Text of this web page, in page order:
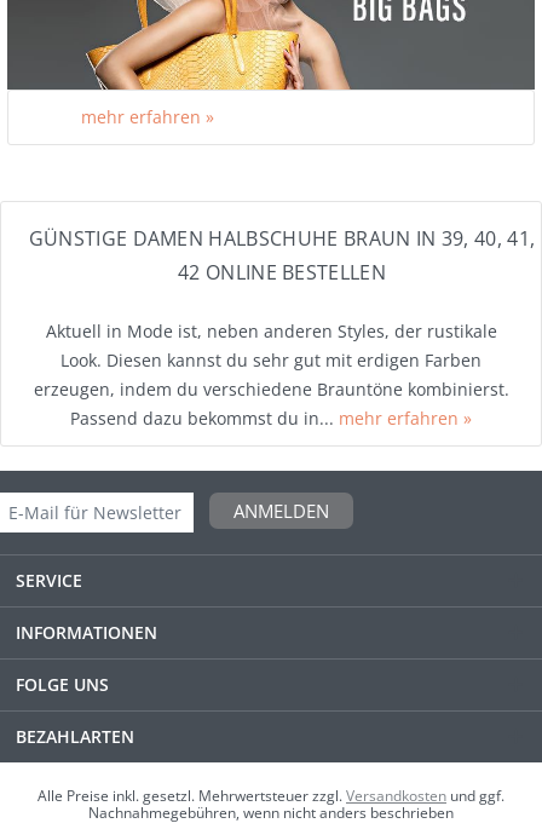
mehr erfahren »
GÜNSTIGE DAMEN HALBSCHUHE BRAUN IN 39, 40, 41,
42 ONLINE BESTELLEN
Aktuell in Mode ist, neben anderen Styles, der rustikale
Look. Diesen kannst du sehr gut mit erdigen Farben
erzeugen, indem du verschiedene Brauntöne kombinierst.
Passend dazu bekommst du in... mehr erfahren »
ANMELDEN
SERVICE
INFORMATIONEN
FOLGE UNS
BEZAHLARTEN
Alle Preise inkl. gesetzl. Mehrwertsteuer zzgl.Versandkosten und ggf.
Nachnahmegebühren, wenn nicht anders beschrieben